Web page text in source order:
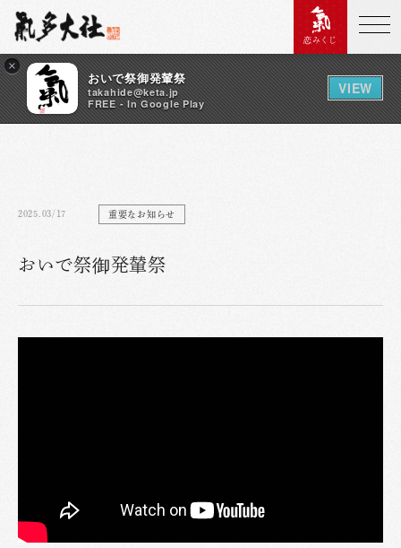
×
おいで祭御発輦祭
takahide@keta.jp
FREE - In Google Play
VIEW
恋みくじ
2025.03/17 重要なお知らせ
おいで祭御発輦祭